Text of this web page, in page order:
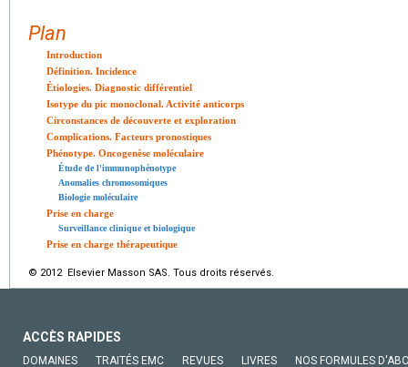
Plan
Introduction
Définition. Incidence
Étiologies. Diagnostic différentiel
Isotype du pic monoclonal. Activité anticorps
Circonstances de découverte et exploration
Complications. Facteurs pronostiques
Phénotype. Oncogenèse moléculaire
Étude de l'immunophénotype
Anomalies chromosomiques
Biologie moléculaire
Prise en charge
Surveillance clinique et biologique
Prise en charge thérapeutique
© 2012 Elsevier Masson SAS. Tous droits réservés.
ACCÈS RAPIDES
DOMAINES TRAITÉS EMC REVUES LIVRES NOS FORMULES